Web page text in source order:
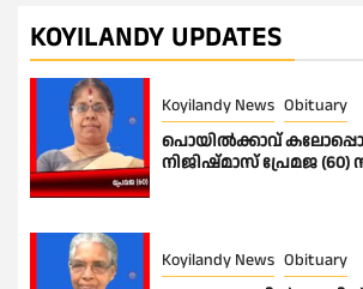
KOYILANDY UPDATES
Koyilandy News Obituary
പൊയിൽക്കാവ്
നിജിഷ്മാസ് പ്രേമജ (60)
Koyilandy News Obituary